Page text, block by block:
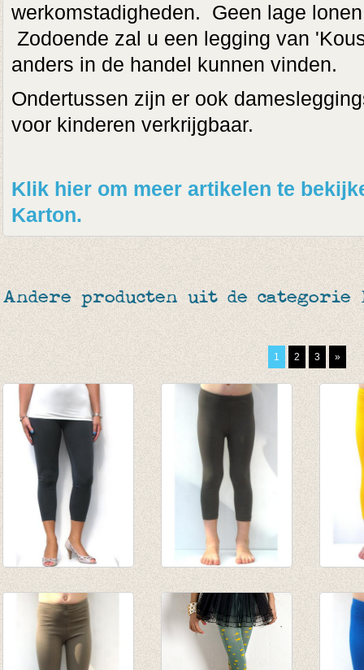
werkomstadigheden. Geen lage
Zodoende zal u een legging van
anders in de handel kunnen vinden.
Ondertussen zijn er ook
voor kinderen verkrijgbaar.
Klik hier om meer artikelen te
Karton.
Andere producten uit de categorie
1 2 3 »
antraciet
€ 19,95
van € 4,75
tot € 9,50
geel
van €